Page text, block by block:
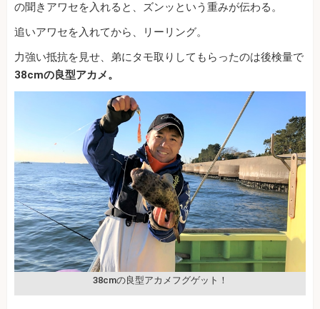
の聞きアワセを入れると、ズンッという重みが伝わる。
追いアワセを入れてから、リーリング。
力強い抵抗を見せ、弟にタモ取りしてもらったのは後検量で
38cmの良型アカメ。
38cmの良型アカメフグゲット！